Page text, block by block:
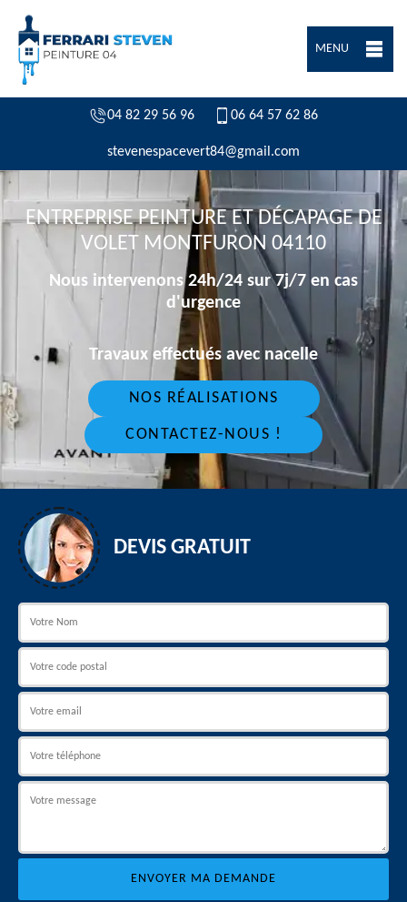
MENU
04 82 29 56 96 06 64 57 62 86
stevenespacevert84@gmail.com
ENTREPRISE PEINTURE ET DÉCAPAGE DE
VOLET MONTFURON 04110
Nous intervenons 24h/24 sur 7j/7 en cas
d'urgence
Travaux effectués avec nacelle
NOS RÉALISATIONS
CONTACTEZ-NOUS !
DEVIS GRATUIT